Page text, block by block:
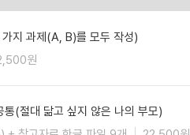
지 과제(A, B)를 모두 작성)
원
통(절대 닮고 싶지 않은 나의 부모)